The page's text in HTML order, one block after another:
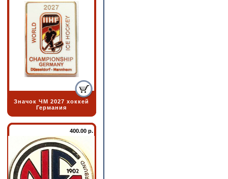
Значок ЧМ 2027 хоккей
Германия
400.00 р.